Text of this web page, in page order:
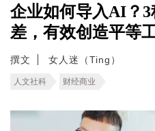
企业如何导入AI？
差，有效创造平等
撰文 女人迷（Ting）
人文社科 财经商业